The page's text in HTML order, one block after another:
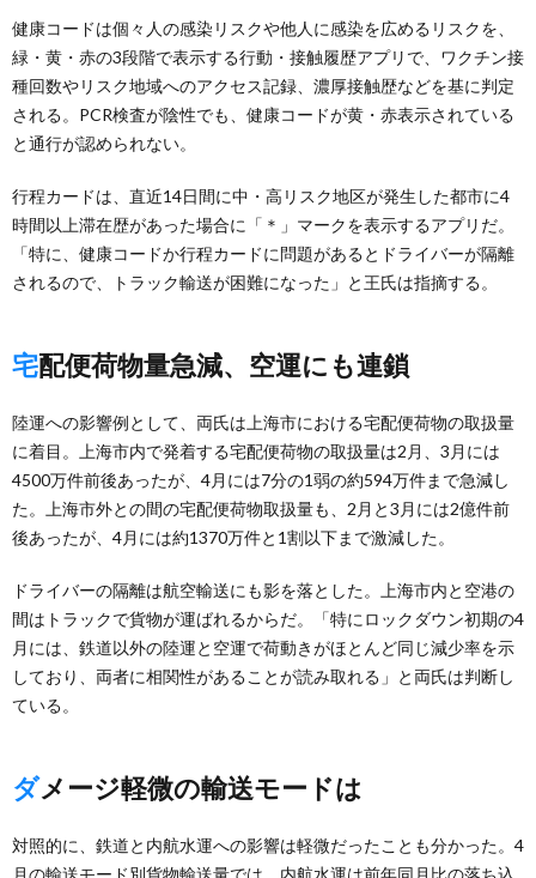
健康コードは個々人の感染リスクや他人に感染を広めるリスクを、
緑・黄・赤の3段階で表示する行動・接触履歴アプリで、ワクチン接
種回数やリスク地域へのアクセス記録、濃厚接触歴などを基に判定
される。PCR検査が陰性でも、健康コードが黄・赤表示されている
と通行が認められない。
行程カードは、直近14日間に中・高リスク地区が発生した都市に4
時間以上滞在歴があった場合に「＊」マークを表示するアプリだ。
「特に、健康コードか行程カードに問題があるとドライバーが隔離
されるので、トラック輸送が困難になった」と王氏は指摘する。
宅配便荷物量急減、空運にも連鎖
陸運への影響例として、両氏は上海市における宅配便荷物の取扱量
に着目。上海市内で発着する宅配便荷物の取扱量は2月、3月には
4500万件前後あったが、4月には7分の1弱の約594万件まで急減し
た。上海市外との間の宅配便荷物取扱量も、2月と3月には2億件前
後あったが、4月には約1370万件と1割以下まで激減した。
ドライバーの隔離は航空輸送にも影を落とした。上海市内と空港の
間はトラックで貨物が運ばれるからだ。「特にロックダウン初期の4
月には、鉄道以外の陸運と空運で荷動きがほとんど同じ減少率を示
しており、両者に相関性があることが読み取れる」と両氏は判断し
ている。
ダメージ軽微の輸送モードは
対照的に、鉄道と内航水運への影響は軽微だったことも分かった。4